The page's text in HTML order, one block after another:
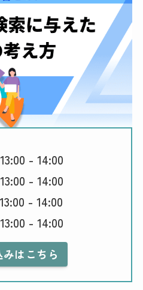
- 14:00
- 14:00
- 14:00
- 14:00
はこちら